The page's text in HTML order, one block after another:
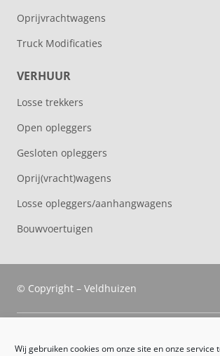
Wij gebruiken cookies om onze site en onze service
Oprijvrachtwagens
Truck Modificaties
VERHUUR
Losse trekkers
Open opleggers
Gesloten opleggers
Oprij(vracht)wagens
Losse opleggers/aanhangwagens
Bouwvoertuigen
© Copyright – Veldhuizen
Veldhuizen Trucks